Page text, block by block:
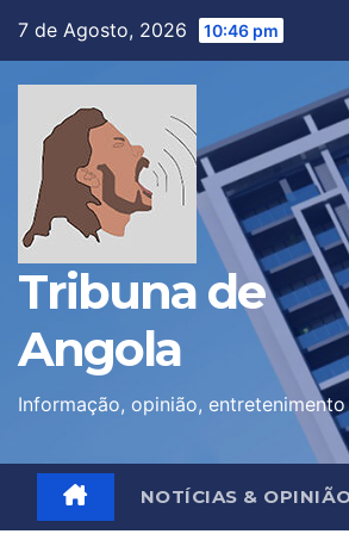
7 de Agosto, 2026 10:46 pm
Tribuna de
Angola
Informação, opinião, entretenimento
NOTÍCIAS &